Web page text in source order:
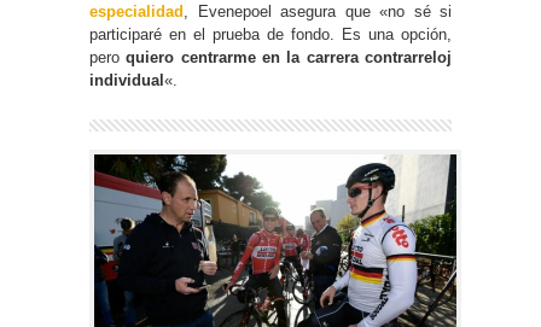
especialidad , Evenepoel asegura que «no sé si
participaré en el prueba de fondo. Es una opción,
peroquiero centrarme en la carrera contrarreloj
individual «.